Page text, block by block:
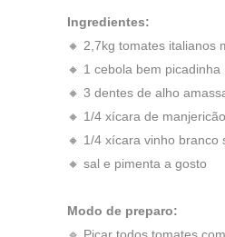
Ingredientes:
🔸 2,7kg tomates italianos
🔸 1 cebola bem picadinha
🔸 3 dentes de alho
🔸 1/4 xícara de
🔸 1/4 xícara vinho branco
🔸 sal e pimenta a gosto
Modo de preparo: